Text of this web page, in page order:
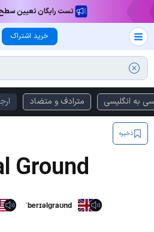
تست رایگان تعیین سطح
خرید اشتراک
به انگلیسی مترادف و متضاد
ذخیره
Ground
ˈberɪəlɡraʊnd